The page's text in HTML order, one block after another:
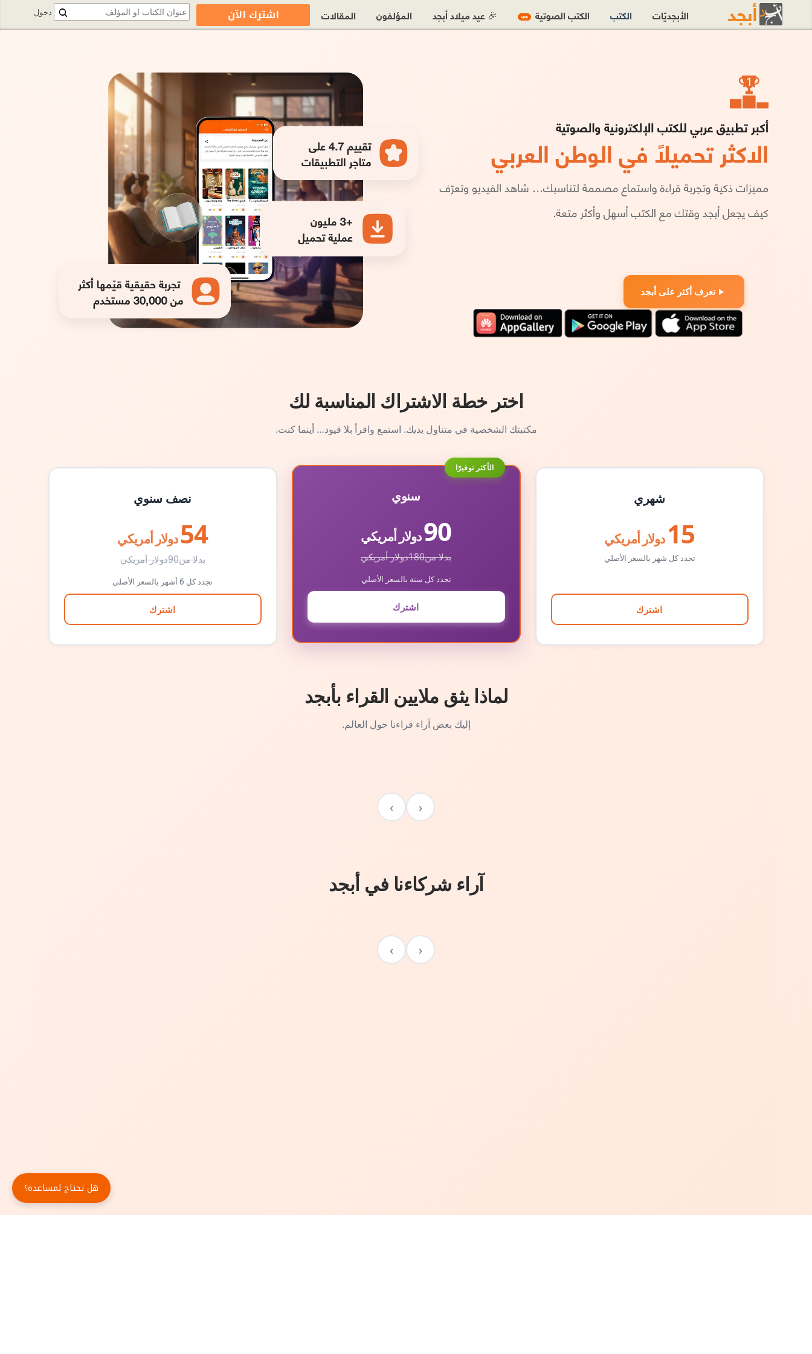
تعرف أكثر على أبجد
اختر خطة الاشتراك المناسبة لك
مكتبتك الشخصية في متناول يديك. استمع واقرأ بلا قيود… أينما كنت.
شهري
15 دولار أمريكي
تجدد كل شهر بالسعر الأصلي
اشترك
الأكثر توفيرًا
سنوي
90دولار أمريكي
بدلا من180دولار أمريكي
تجدد كل سنة بالسعر الأصلي
اشترك
نصف سنوي
54 دولار أمريكي
بدلا من90دولار أمريكي
تجدد كل 6 أشهر بالسعر الأصلي
اشترك
لماذا يثق ملايين القراء بأبجد
إليك بعض آراء قراءنا حول العالم.
‹
›
آراء شركاءنا في أبجد
‹
›
دخول الأبجديّات الكتب الكتب الصوتية جديد 🎉 عيد ميلاد أبجد المؤلفون المقالات اشترك الآن
هل تحتاج لمساعدة؟